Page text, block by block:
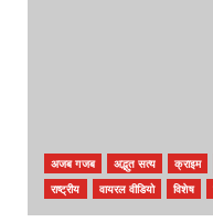
अजब गजब अद्भुत सत्य क्राइम
राष्ट्रीय
वायरल वीडियो विशेष